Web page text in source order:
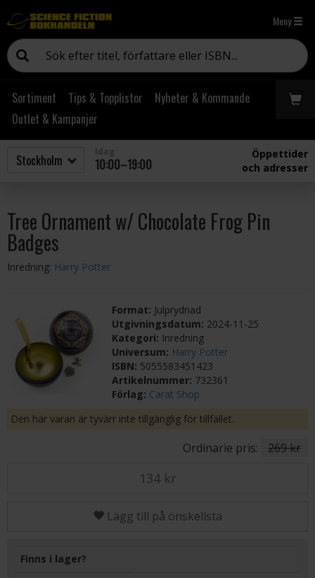
Meny
Sortiment Tips & Topplistor
Nyheter & Kommande
Outlet & Kampanjer
10:00–19:00
Öppettider
och adresser
Tree Ornament w/ Chocolate Frog Pin
Badges
Inredning: Harry Potter
Format: Julprydnad
Utgivningsdatum: 2024-11-25
Kategori: Inredning
Universum: Harry Potter
ISBN: 5055583451423
Artikelnummer: 732361
Förlag: Carat Shop
Den här varan är tyvärr inte tillgänglig för tillfället.
Ordinarie pris: 269 kr
134 kr
Lägg till på önskelista
Finns i lager?